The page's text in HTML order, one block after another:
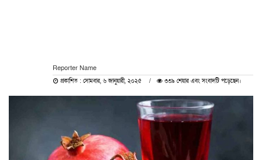
Reporter Name
প্রকাশিত : সোমবার, ৬ জানুয়ারী, ২০২৫ ৩৩৯ শেয়ার এবং সংবাদটি পড়েছেন।